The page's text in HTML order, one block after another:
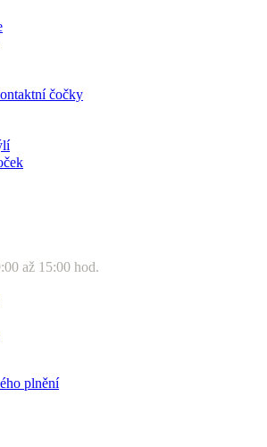
čočky
až 15:00 hod.
plnění